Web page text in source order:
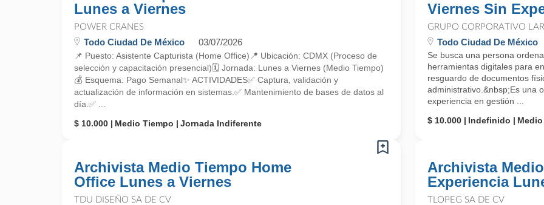
Lunes a Viernes
POWER CRANES
Todo Ciudad De México 03/07/2026
📌 Puesto: Asistente Capturista (Home Office)📍 Ubicación: CDMX (Proceso de
selección y capacitación presencial)🗓 Jornada: Lunes a Viernes (Medio Tiempo)
💰 Esquema: Pago Semanal✨ ACTIVIDADES✅ Captura, validación y
actualización de información en sistemas.✅ Mantenimiento de bases de datos al
día.✅ ...
$ 10.000
Medio Tiempo Jornada Indiferente
Viernes Sin
GRUPO CORPORATIVO
Todo Ciudad De México
Se busca una persona
herramientas digitales para
resguardo de documentos
administrativo.&nbsp;Es una
experiencia en gestión ...
$ 10.000
Indefinido
Archivista Medio Tiempo Home
Office Lunes a Viernes
TDU DISEÑO SA DE CV
Archivista
Experiencia
TLOPEG SA DE CV